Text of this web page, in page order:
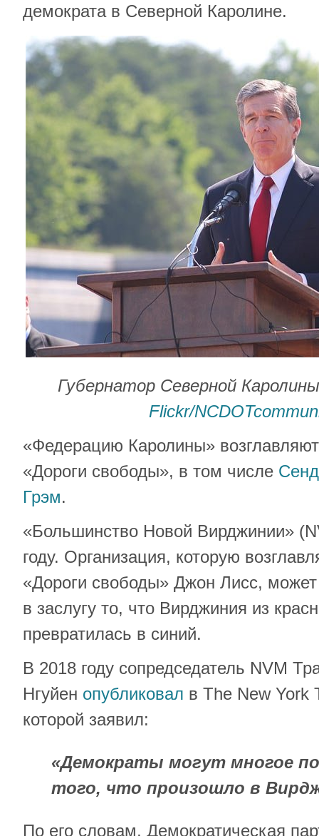
демократа в Северной Каролине.
Губернатор Северной
Flickr/
«Федерацию Каролины»
«Дороги свободы», в том числе
Грэм.
«Большинство Новой Вирджинии»
году. Организация, которую
«Дороги свободы» Джон Лисс, может
в заслугу то, что Вирджиния из
превратилась в синий.
В 2018 году сопредседатель NVM
Нгуйен опубликовал в The New York
которой заявил:
«Демократы могут многое
того, что произошло в
По его словам, Демократическая